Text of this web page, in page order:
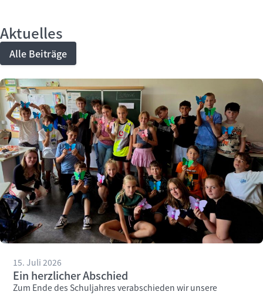
Aktuelles
Alle Beiträge
15. Juli 2026
Ein herzlicher Abschied
Zum Ende des Schuljahres verabschieden wir unsere